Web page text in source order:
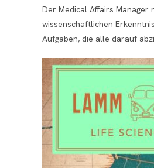
Der Medical Affairs Manager
wissenschaftlichen
Aufgaben, die alle darauf